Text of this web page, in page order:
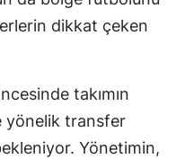
dikkat çeken
takımın
yönelik transfer
Yönetimin,